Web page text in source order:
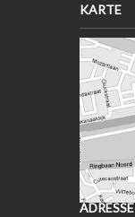
KARTE
ADRESSE